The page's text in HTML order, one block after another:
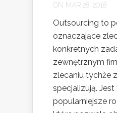
ON MAR 28, 2018
Outsourcing to
oznaczające
konkretnych
zewnętrznym
zlecaniu tychże
specjalizują.
popularniejsze